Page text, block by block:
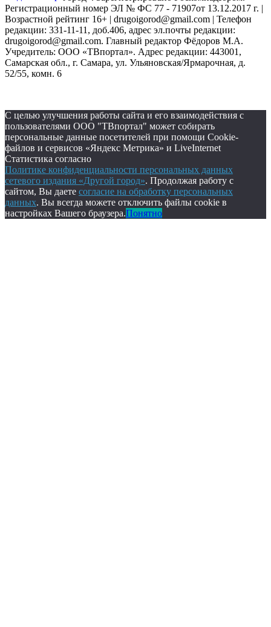
Регистрационный номер ЭЛ № ФС 77 - 71907от 13.12.2017 г. |
Возрастной рейтинг 16+ | drugoigorod@gmail.com | Телефон
редакции: 331-11-11, доб.406, адрес эл.почты редакции:
drugoigorod@gmail.com. Главный редактор Фёдоров М.А.
Учредитель: ООО «ТВпортал». Адрес редакции: 443001,
Самарская обл., г. Самара, ул. Ульяновская/Ярмарочная, д.
52/55, комн. 6
С целью улучшения работы сайта и его взаимодействия с
пользователями ООО "ТВпортал" может собирать
персональные данные посетителей при помощи Cookie-
файлов и сервисов «Яндекс Метрика» и LiveInternet
Статистика согласно
Политике конфиденциальности персональных данных
сетевого издания «Другой город». Продолжая работу с
сайтом, Вы даете согласие на обработку персональных
данных. Вы всегда можете отключить файлы cookie в
настройках Вашего браузера.Понятно